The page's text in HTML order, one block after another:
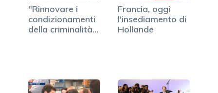
"Rinnovare i
condizionamenti
della criminalità…
Francia, oggi
l'insediamento di
Hollande